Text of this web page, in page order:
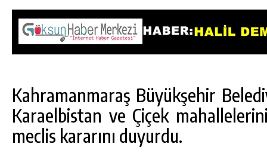
Kahramanmaraş Büyükşehir
Karaelbistan ve Çiçek
meclis kararını duyurdu.